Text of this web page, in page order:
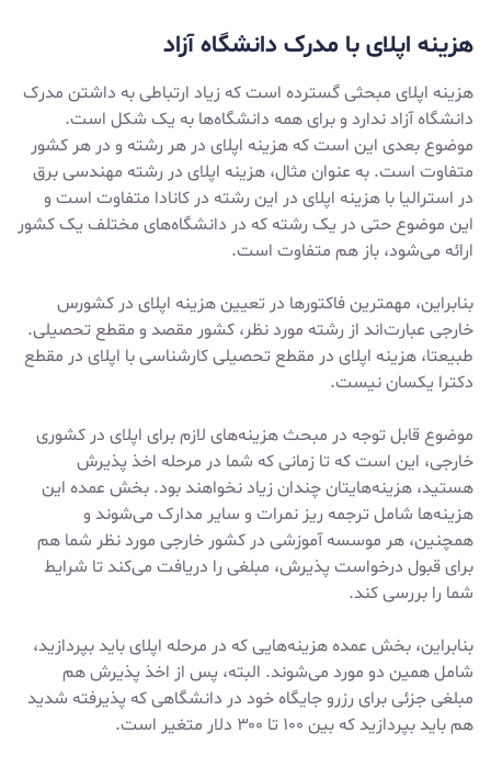
هزینه اپلای با مدرک دانشگاه آزاد
هزینه اپلای مبحثی گسترده است که زیاد ارتباطی به داشتن مدرک
دانشگاه آزاد ندارد و برای همه دانشگاه‌ها به یک شکل است.
موضوع بعدی این است که هزینه اپلای در هر رشته و در هر کشور
متفاوت است. به عنوان مثال، هزینه اپلای در رشته مهندسی برق
در استرالیا با هزینه اپلای در این رشته در کانادا متفاوت است و
این موضوع حتی در یک رشته که در دانشگاه‌های مختلف یک کشور
ارائه می‌شود، باز هم متفاوت است.
بنابراین، مهمترین فاکتورها در تعیین هزینه اپلای در کشورس
خارجی عبارت‌اند از رشته مورد نظر، کشور مقصد و مقطع تحصیلی.
طبیعتا، هزینه اپلای در مقطع تحصیلی کارشناسی با اپلای در مقطع
دکترا یکسان نیست.
موضوع قابل توجه در مبحث هزینه‌های لازم برای اپلای در کشوری
خارجی، این است که تا زمانی که شما در مرحله اخذ پذیرش
هستید، هزینه‌هایتان چندان زیاد نخواهند بود. بخش عمده این
هزینه‌ها شامل ترجمه ریز نمرات و سایر مدارک می‌شوند و
همچنین، هر موسسه آموزشی در کشور خارجی مورد نظر شما هم
برای قبول درخواست پذیرش، مبلغی را دریافت می‌کند تا شرایط
شما را بررسی کند.
بنابراین، بخش عمده هزینه‌هایی که در مرحله اپلای باید بپردازید،
شامل همین دو مورد می‌شوند. البته، پس از اخذ پذیرش هم
مبلغی جزئی برای رزرو جایگاه خود در دانشگاهی که پذیرفته شدید
هم باید بپردازید که بین ۱۰۰ تا ۳۰۰ دلار متغیر است.